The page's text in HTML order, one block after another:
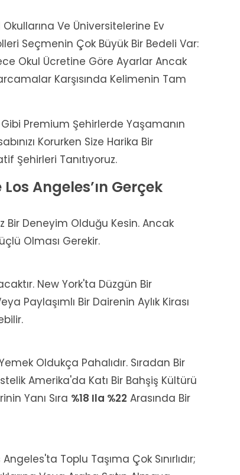
Ve Üniversitelerine Ev
Seçmenin Çok Büyük Bir Bedeli Var:
Okul Ücretine Göre Ayarlar Ancak
Karşısında Kelimenin Tam
Gibi Premium Şehirlerde Yaşamanın
Korurken Size Harika Bir
Şehirleri Tanıtıyoruz.
Angeles’ın Gerçek
Deneyim Olduğu Kesin. Ancak
Olması Gerekir.
New York'ta Düzgün Bir
Paylaşımlı Bir Dairenin Aylık Kirası
Oldukça Pahalıdır. Sıradan Bir
Amerika'da Katı Bir Bahşiş Kültürü
Yanı Sıra %18 Ila %22 Arasında Bir
Toplu Taşıma Çok Sınırlıdır;